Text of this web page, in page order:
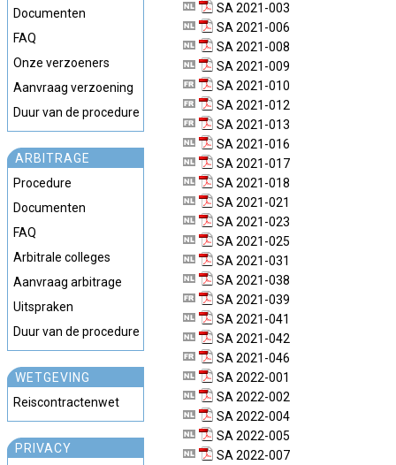
Documenten
FAQ
Onze verzoeners
Aanvraag verzoening
Duur van de procedure
ARBITRAGE
Procedure
Documenten
FAQ
Arbitrale colleges
Aanvraag arbitrage
Uitspraken
Duur van de procedure
WETGEVING
Reiscontractenwet
PRIVACY
SA 2021-003
SA 2021-006
SA 2021-008
SA 2021-009
SA 2021-010
SA 2021-012
SA 2021-013
SA 2021-016
SA 2021-017
SA 2021-018
SA 2021-021
SA 2021-023
SA 2021-025
SA 2021-031
SA 2021-038
SA 2021-039
SA 2021-041
SA 2021-042
SA 2021-046
SA 2022-001
SA 2022-002
SA 2022-004
SA 2022-005
SA 2022-007